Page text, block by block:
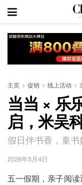
主页 促销 线上活动
当当 × 乐
启，米吴
假日伴书香，童书
2026年5月4日
五一假期，亲子阅